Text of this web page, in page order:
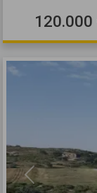
120.000
Previous